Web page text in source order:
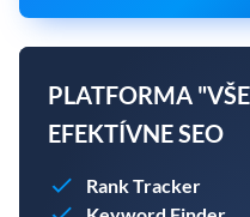
PLATFORMA
EFEKTÍVNE SEO
Rank Tracker